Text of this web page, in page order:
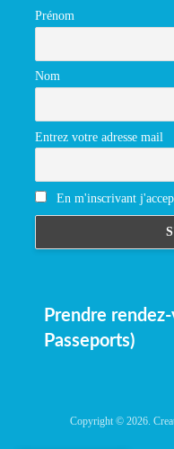
Prénom
Nom
Entrez votre adresse mail
En m'inscrivant
Prendre
Passeports)
Copyright © 2026.